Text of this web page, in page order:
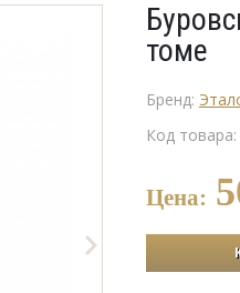
томе
Бренд:
Код товара:
Цена: